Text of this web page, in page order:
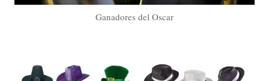
Ganadores del Oscar